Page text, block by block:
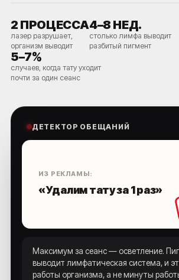
2 ПРОЦЕССА
лазер разрушает,
организм выводит
4–8 НЕД.
столько лимфа выводит
разбитый пигмент
5–7%
случаев, когда тату уходит
почти за один сеанс
ДЕТЕКТОР ОБЕЩАНИЙ
ИЗ РЕКЛАМЫ:
«Удалим тату за 1 раз»
Максимум за сеанс — осветление.
выводит лимфатическая система, и
работы организма, а не минуты